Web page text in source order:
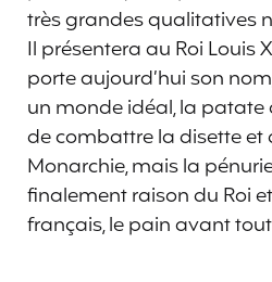
très grandes qualitatives
Il présentera au Roi Louis
porte aujourd’hui son
un monde idéal, la
de combattre la disette et
Monarchie, mais la
finalement raison du Roi
français, le pain avant